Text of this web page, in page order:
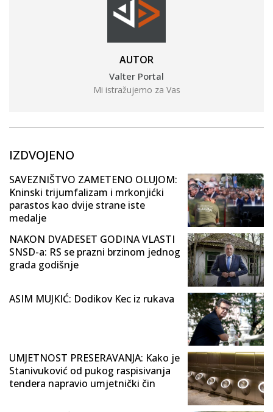
AUTOR
Valter Portal
Mi istražujemo za Vas
IZDVOJENO
SAVEZNIŠTVO ZAMETENO OLUJOM:
Kninski trijumfalizam i mrkonjićki
parastos kao dvije strane iste
medalje
NAKON DVADESET GODINA VLASTI
SNSD-a: RS se prazni brzinom jednog
grada godišnje
ASIM MUJKIĆ: Dodikov Kec iz rukava
UMJETNOST PRESERAVANJA: Kako je
Stanivuković od pukog raspisivanja
tendera napravio umjetnički čin